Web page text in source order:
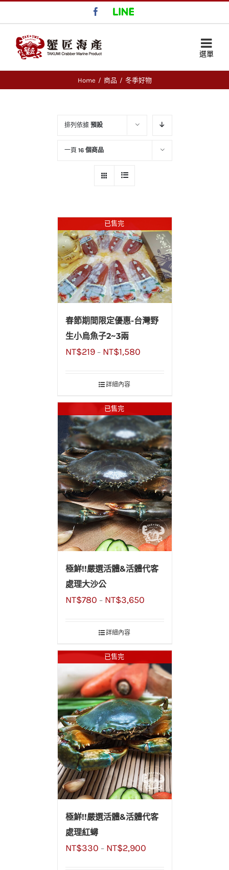
Facebook
LINE
Home / 商品 / 冬季好物
排列依據 預設
一頁 16 個商品
已售完
春節期間限定優惠-台灣野
生小烏魚子2~3兩
NT$219– NT$1,580
詳細內容
已售完
極鮮!!嚴選活體&活體代客
處理大沙公
NT$780 – NT$3,650
詳細內容
已售完
極鮮!!嚴選活體&活體代客
處理紅蟳
NT$330 – NT$2,900